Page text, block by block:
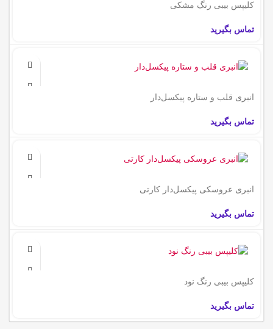
کلیپس بیبی رنگ مشکی
تماس بگیرید
انبری قلب و ستاره پیکسل‌دار
تماس بگیرید
انبری عروسکی پیکسل‌دار کارتی
تماس بگیرید
کلیپس بیبی رنگ نود
تماس بگیرید